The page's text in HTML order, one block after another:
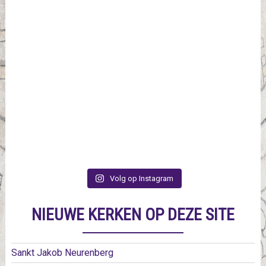
Volg op Instagram
NIEUWE KERKEN OP DEZE SITE
Sankt Jakob Neurenberg